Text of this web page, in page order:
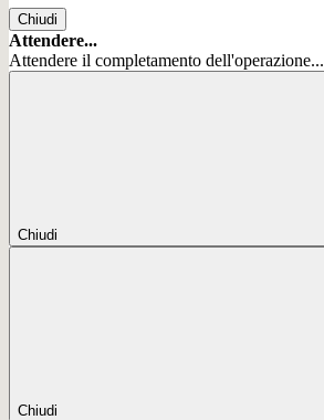
Chiudi
Attendere...
Attendere il completamento dell'operazione...
Chiudi
Chiudi